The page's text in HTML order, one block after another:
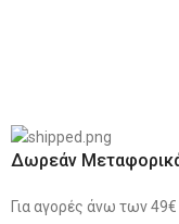
Δωρεάν
Για αγορές άνω των 49€